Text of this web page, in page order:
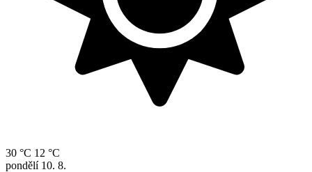
30 °C 12 °C
pondělí 10. 8.